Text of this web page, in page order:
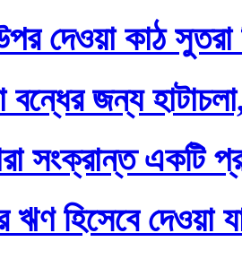
দেওয়া কাঠ সুতরা
বন্ধের জন্য
সংক্রান্ত একটি
ঋণ হিসেবে দেওয়া